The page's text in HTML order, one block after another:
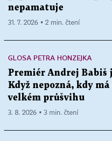
nepamatuje
31. 7. 2026 ▪ 2 min. čtení
GLOSA PETRA HONZEJKA
Premiér Andrej Babiš
Když nepozná, kdy
velkém průšvihu
3. 8. 2026 ▪ 3 min. čtení